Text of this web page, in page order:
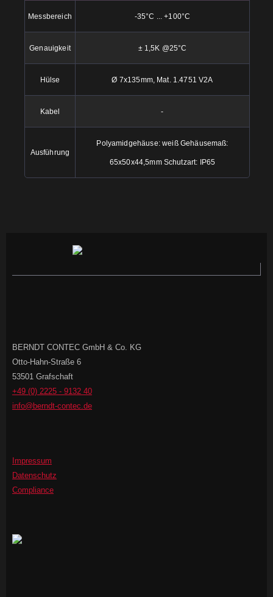
Messbereich -35°C ... +100°C
Genauigkeit ± 1,5K @25°C
Hülse Ø 7x135mm, Mat. 1.4751 V2A
Kabel -
Ausführung
Polyamidgehäuse: weiß Gehäusemaß:
65x50x44,5mm Schutzart: IP65
BERNDT CONTEC GmbH & Co. KG
Otto-Hahn-Straße 6
53501 Grafschaft
+49 (0) 2225 - 9132 40
info@berndt-contec.de
Impressum
Datenschutz
Compliance